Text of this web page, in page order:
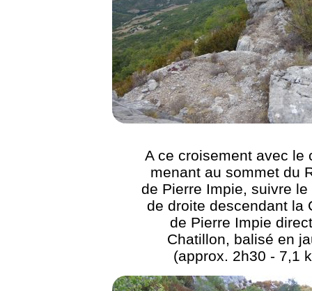
A ce croisement avec le
menant au sommet du
de Pierre Impie, suivre le
de droite descendant la
de Pierre Impie
Chatillon, balisé en
(approx. 2h30 - 7,1